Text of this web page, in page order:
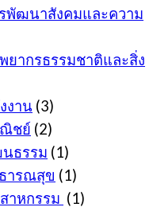
พัฒนาสังคมและความ
ยากรธรรมชาติและสิ่ง
งาน (3)
ณิชย์ (2)
ธรรม (1)
ารณสุข (1)
าหกรรม (1)